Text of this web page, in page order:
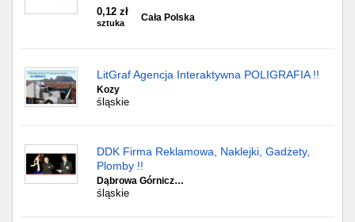
0,12 zł
sztuka
Cała Polska
LitGraf Agencja Interaktywna POLIGRAFIA !!
Kozy
śląskie
DDK Firma Reklamowa, Naklejki, Gadżety,
Plomby !!
Dąbrowa Górnicz…
śląskie